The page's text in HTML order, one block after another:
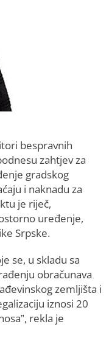
bespravnih
zahtjev za
gradskog
i naknadu za
je riječ,
uređenje,
Srpske.
se, u skladu sa
obračunava
zemljišta i
iznosi 20
rekla je